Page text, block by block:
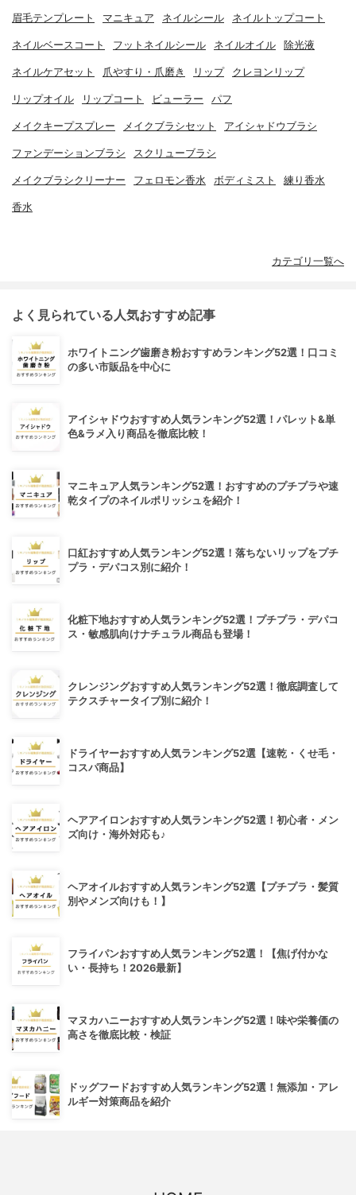
眉毛テンプレート マニキュア ネイルシール ネイルトップコート
ネイルベースコート フットネイルシール ネイルオイル 除光液
ネイルケアセット 爪やすり・爪磨き リップ クレヨンリップ
リップオイル リップコート ビューラー パフ
メイクキープスプレー メイクブラシセット アイシャドウブラシ
ファンデーションブラシ スクリューブラシ
メイクブラシクリーナー フェロモン香水 ボディミスト 練り香水
香水
カテゴリ一覧へ
よく見られている人気おすすめ記事
ホワイトニング歯磨き粉おすすめランキング52選！口コミ
の多い市販品を中心に
アイシャドウおすすめ人気ランキング52選！パレット&単
色&ラメ入り商品を徹底比較！
マニキュア人気ランキング52選！おすすめのプチプラや速
乾タイプのネイルポリッシュを紹介！
口紅おすすめ人気ランキング52選！落ちないリップをプチ
プラ・デパコス別に紹介！
化粧下地おすすめ人気ランキング52選！プチプラ・デパコ
ス・敏感肌向けナチュラル商品も登場！
クレンジングおすすめ人気ランキング52選！徹底調査して
テクスチャータイプ別に紹介！
ドライヤーおすすめ人気ランキング52選【速乾・くせ毛・
コスパ商品】
ヘアアイロンおすすめ人気ランキング52選！初心者・メン
ズ向け・海外対応も♪
ヘアオイルおすすめ人気ランキング52選【プチプラ・髪質
別やメンズ向けも！】
フライパンおすすめ人気ランキング52選！【焦げ付かな
い・長持ち！2026最新】
マヌカハニーおすすめ人気ランキング52選！味や栄養価の
高さを徹底比較・検証
ドッグフードおすすめ人気ランキング52選！無添加・アレ
ルギー対策商品を紹介